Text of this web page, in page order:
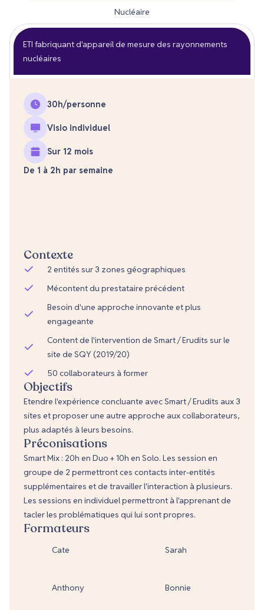
Nucléaire
ETI fabriquant d'appareil de mesure des rayonnements
nucléaires
30h/personne
Visio individuel
Sur 12 mois
De 1 à 2h par semaine
Contexte
2 entités sur 3 zones géographiques
Mécontent du prestataire précédent
Besoin d'une approche innovante et plus
engageante
Content de l'intervention de Smart / Erudits sur le
site de SQY (2019/20)
50 collaborateurs à former
Objectifs
Etendre l'expérience concluante avec Smart / Erudits aux 3
sites et proposer une autre approche aux collaborateurs,
plus adaptés à leurs besoins.
Préconisations
Smart Mix : 20h en Duo + 10h en Solo. Les session en
groupe de 2 permettront ces contacts inter-entités
supplémentaires et de travailler l'interaction à plusieurs.
Les sessions en individuel permettront à l'apprenant de
tacler les problématiques qui lui sont propres.
Formateurs
Cate Sarah
Anthony Bonnie